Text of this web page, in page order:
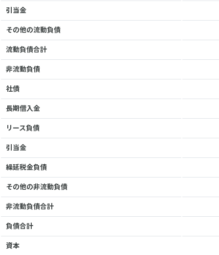
引当金
その他の流動負債
流動負債合計
非流動負債
社債
長期借入金
リース負債
引当金
繰延税金負債
その他の非流動負債
非流動負債合計
負債合計
資本